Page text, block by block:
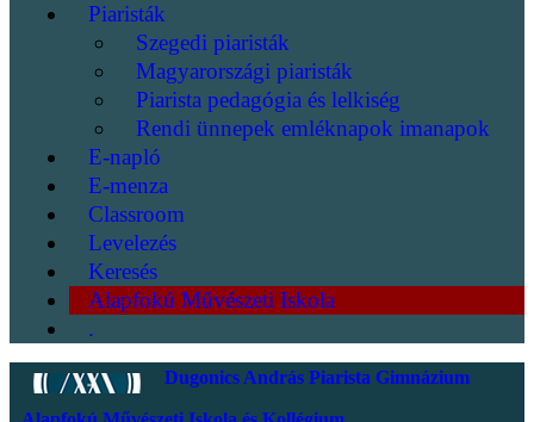
Piaristák
Szegedi piaristák
Magyarországi piaristák
Piarista pedagógia és lelkiség
Rendi ünnepek emléknapok imanapok
E-napló
E-menza
Classroom
Levelezés
Keresés
Alapfokú Művészeti Iskola
.
Dugonics András Piarista Gimnázium